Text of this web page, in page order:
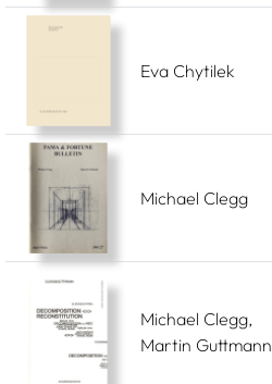
Eva Chytilek
Michael Clegg
Michael Clegg,
Martin Guttmann